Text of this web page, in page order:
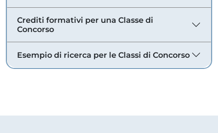
Crediti formativi per una Classe di
Concorso
Esempio di ricerca per le Classi di Concorso